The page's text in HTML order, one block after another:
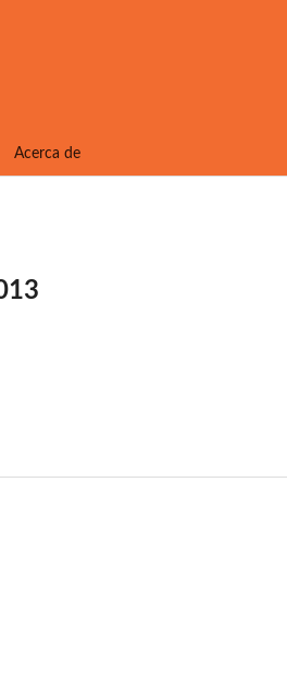
Acerca de